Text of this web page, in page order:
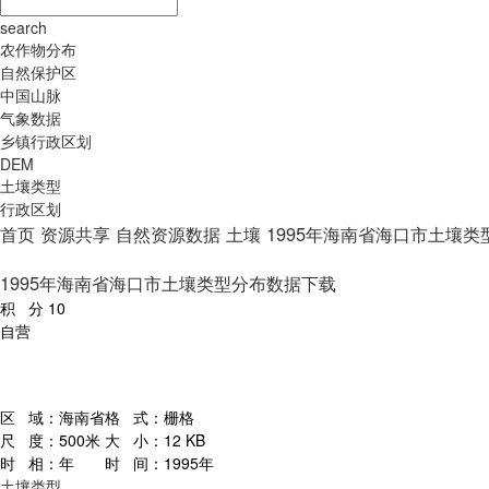
search
农作物分布
自然保护区
中国山脉
气象数据
乡镇行政区划
DEM
土壤类型
行政区划
首页 资源共享 自然资源数据 土壤 1995年海南省海口市土壤类
1995年海南省海口市土壤类型分布数据下载
积 分 10
自营
区 域： 海南省格 式： 栅格
尺 度： 500米 大 小： 12 KB
时 相： 年 时 间： 1995年